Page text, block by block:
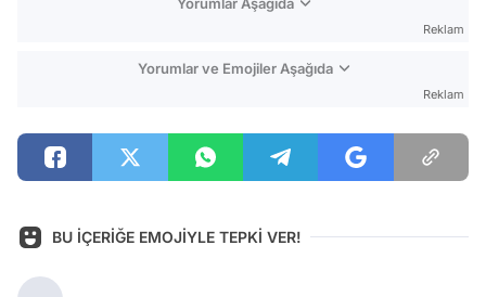
Reklam
Yorumlar ve Emojiler Aşağıda
Reklam
BU İÇERİĞE EMOJİYLE TEPKİ VER!